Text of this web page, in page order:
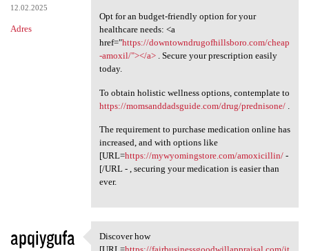
12.02.2025
Adres
Opt for an budget-friendly option for your
healthcare needs: <a
href="https://downtowndrugofhillsboro.com/cheap
-amoxil/"></a>. Secure your prescription easily
today.
To obtain holistic wellness options, contemplate to
https://momsanddadsguide.com/drug/prednisone/.
The requirement to purchase medication online has
increased, and with options like
[URL=https://mywyomingstore.com/amoxicillin/-
[/URL - , securing your medication is easier than
ever.
apqiygufa
Discover how [URL=https:/
Discover how